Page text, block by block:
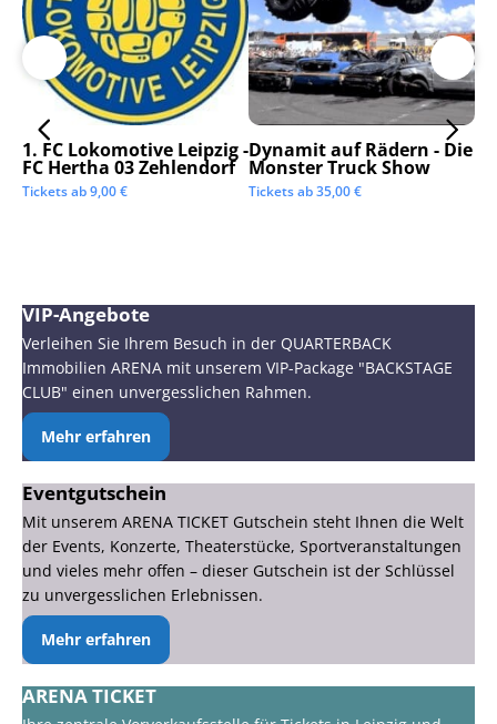
1. FC Lokomotive Leipzig -
FC Hertha 03 Zehlendorf
Tickets ab9,00€
Dynamit auf Rädern - Die
Monster Truck Show
Tickets ab35,00€
VIP-Angebote
Verleihen Sie Ihrem Besuch in der QUARTERBACK
Immobilien ARENA mit unserem VIP-Package "BACKSTAGE
CLUB" einen unvergesslichen Rahmen.
Mehr erfahren
Eventgutschein
Mit unserem ARENA TICKET Gutschein steht Ihnen die Welt
der Events, Konzerte, Theaterstücke, Sportveranstaltungen
und vieles mehr offen – dieser Gutschein ist der Schlüssel
zu unvergesslichen Erlebnissen.
Mehr erfahren
ARENA TICKET